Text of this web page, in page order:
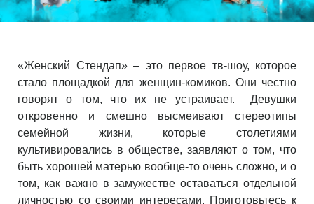
«Женский Стендап» – это первое тв-шоу, которое
стало площадкой для женщин-комиков. Они честно
говорят о том, что их не устраивает. Девушки
откровенно и смешно высмеивают стереотипы
семейной жизни, которые столетиями
культивировались в обществе, заявляют о том, что
быть хорошей матерью вообще-то очень сложно, и о
том, как важно в замужестве оставаться отдельной
личностью со своими интересами. Приготовьтесь к